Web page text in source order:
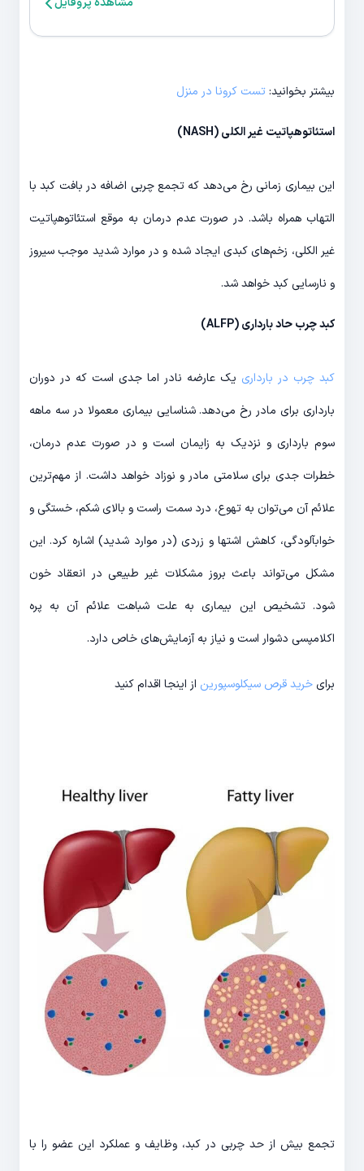
بیشتر بخوانید:تست کرونا در منزل
استئاتوهپاتیت غیر الکلی (NASH)
این بیماری زمانی رخ می­‌دهد که تجمع چربی اضافه در بافت کبد با
التهاب همراه باشد. در صورت عدم درمان به موقع استئاتوهپاتیت
غیر الکلی، زخم­‌های کبدی ایجاد شده و در موارد شدید موجب سیروز
و نارسایی کبد خواهد شد.
کبد چرب حاد بارداری (ALFP)
کبد چرب در بارداری یک عارضه نادر اما جدی است که در دوران
بارداری برای مادر رخ می­‌دهد. شناسایی بیماری معمولا در سه ماهه
سوم بارداری و نزدیک به زایمان است و در صورت عدم درمان،
خطرات جدی برای سلامتی مادر و نوزاد خواهد داشت. از مهم‌­ترین
علائم آن می‌­توان به تهوع، درد سمت راست و بالای شکم، خستگی و
خواب­آلودگی، کاهش اشتها و زردی (در موارد شدید) اشاره کرد. این
مشکل می­‌تواند باعث بروز مشکلات غیر طبیعی در انعقاد خون
شود. تشخیص این بیماری به علت شباهت علائم آن به پره
اکلامپسی دشوار است و نیاز به آزمایش­‌های خاص دارد.
برایخرید قرص سیکلوسپورین از اینجا اقدام کنید
تجمع بیش از حد چربی در کبد، وظایف و عملکرد این عضو را با